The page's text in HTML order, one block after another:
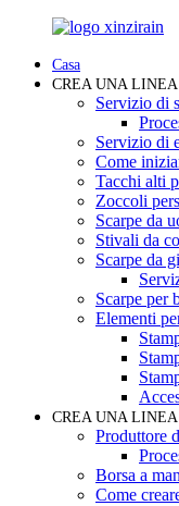
Casa
CREA UNA
Servizio di
Servizio di
Come
Tacchi alti
Zoccoli
Scarpe da
Stivali da
Scarpe da
Scarpe per
Elementi
CREA UNA LINEA
Produttore
Borsa a
Come